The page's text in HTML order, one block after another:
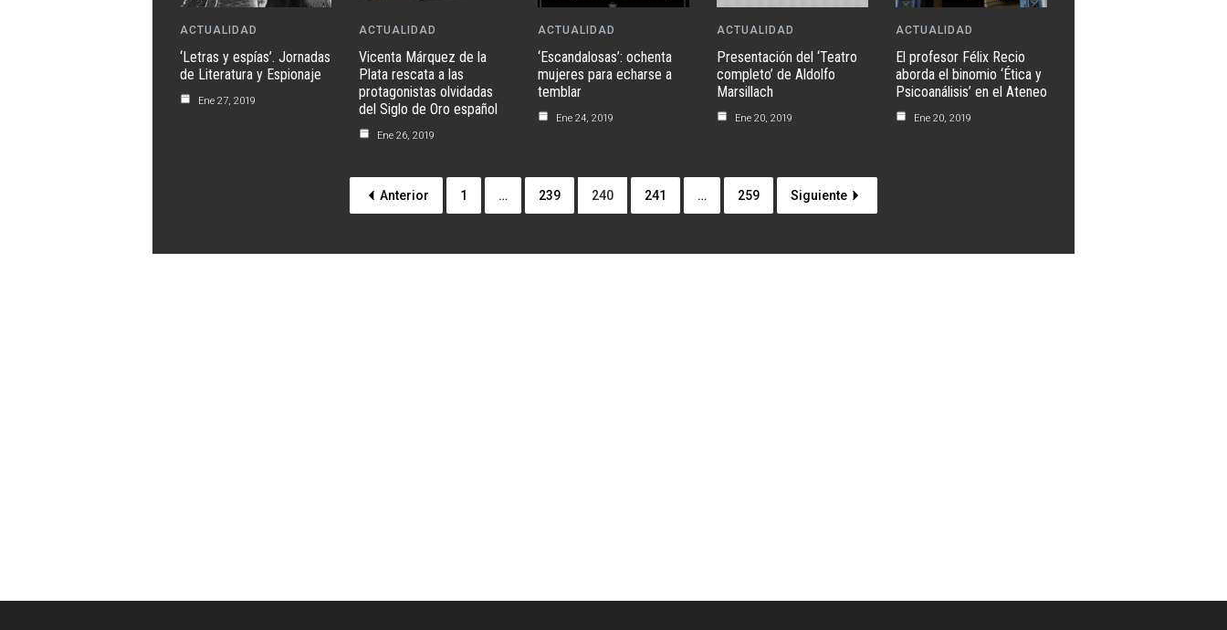
ACTUALIDAD
‘Letras y espías’. Jornadas
de Literatura y Espionaje
Ene 27, 2019
ACTUALIDAD
Vicenta Márquez de la
Plata rescata a las
protagonistas olvidadas
del Siglo de Oro español
Ene 26, 2019
ACTUALIDAD
‘Escandalosas’: ochenta
mujeres para echarse a
temblar
Ene 24, 2019
ACTUALIDAD
Presentación del ‘Teatro
completo’ de Aldolfo
Marsillach
Ene 20, 2019
ACTUALIDAD
El profesor Félix Recio
aborda el binomio ‘Ética y
Psicoanálisis’ en el Ateneo
Ene 20, 2019
Anterior 1 … 239 240 241 … 259 Siguiente